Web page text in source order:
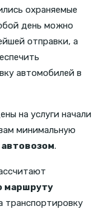
охраняемые
день можно
отправки, а
автомобилей в
на услуги начали
минимальную
.
маршруту
транспортировку